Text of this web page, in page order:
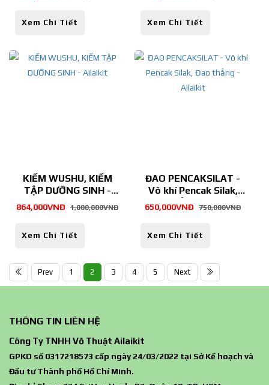
Xem Chi Tiết Xem Chi Tiết
KIẾM WUSHU, KIẾM
TẬP DƯỠNG SINH -
Ailaikit
864,000VNĐ 1,000,000VNĐ
Xem Chi Tiết
ĐAO PENCAKSILAT -
Võ khí Pencak Silak,
Đao thẳng - Ailaikit
650,000VNĐ 750,000VNĐ
Xem Chi Tiết
Prev 1 2 3 4 5 Next
THÔNG TIN LIÊN HỆ
Công Ty TNHH Võ Thuật Ailaikit
GPKD số 0317218573 cấp ngày 24/03/2022 tại Sở Kế hoạch và
Đầu tư Thành phố Hồ Chí Minh.